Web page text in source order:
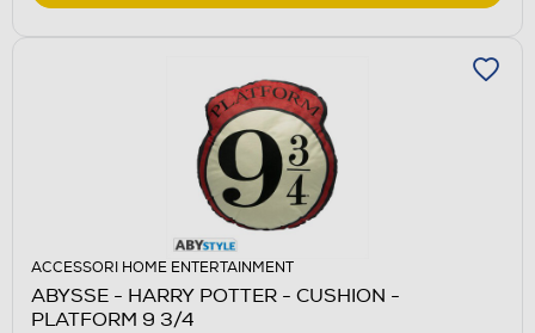
ACCESSORI HOME ENTERTAINMENT
ABYSSE - HARRY POTTER - CUSHION -
PLATFORM 9 3/4